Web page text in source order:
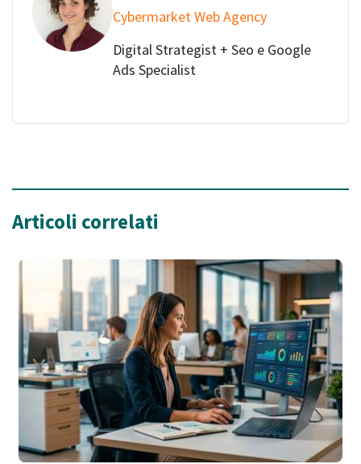
Cybermarket Web Agency
Digital Strategist + Seo e Google
Ads Specialist
Articoli correlati